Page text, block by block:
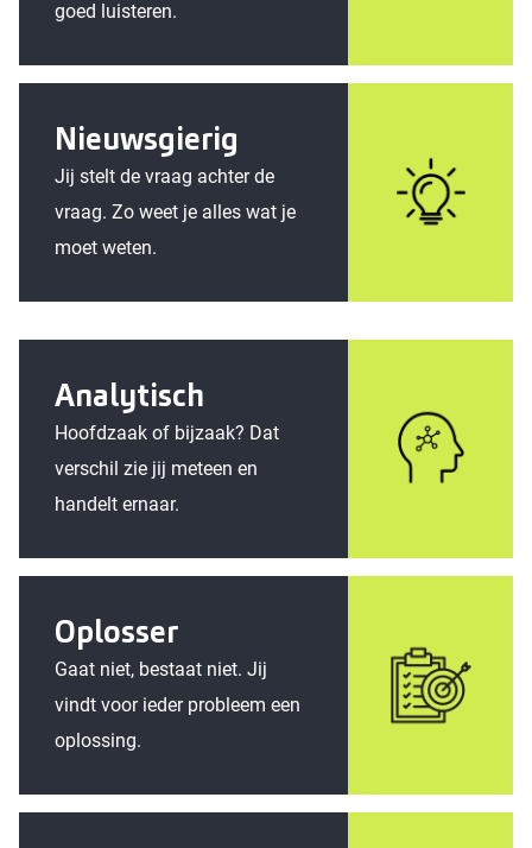
goed luisteren.
Nieuwsgierig
Jij stelt de vraag achter de
vraag. Zo weet je alles wat je
moet weten.
Analytisch
Hoofdzaak of bijzaak? Dat
verschil zie jij meteen en
handelt ernaar.
Oplosser
Gaat niet, bestaat niet. Jij
vindt voor ieder probleem een
oplossing.